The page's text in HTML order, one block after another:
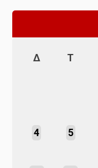
Δ Τ
4 5